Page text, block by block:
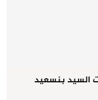
السيد بنسعيد